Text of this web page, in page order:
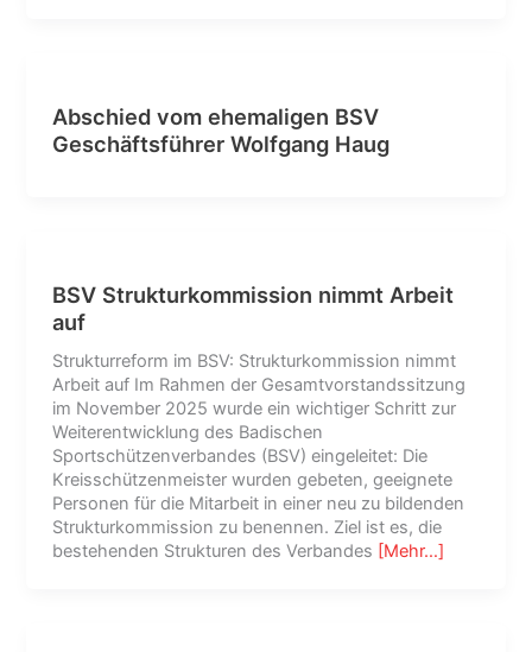
Abschied vom ehemaligen BSV
Geschäftsführer Wolfgang Haug
BSV Strukturkommission nimmt Arbeit
auf
Strukturreform im BSV: Strukturkommission nimmt
Arbeit auf Im Rahmen der Gesamtvorstandssitzung
im November 2025 wurde ein wichtiger Schritt zur
Weiterentwicklung des Badischen
Sportschützenverbandes (BSV) eingeleitet: Die
Kreisschützenmeister wurden gebeten, geeignete
Personen für die Mitarbeit in einer neu zu bildenden
Strukturkommission zu benennen. Ziel ist es, die
bestehenden Strukturen des Verbandes [Mehr…]